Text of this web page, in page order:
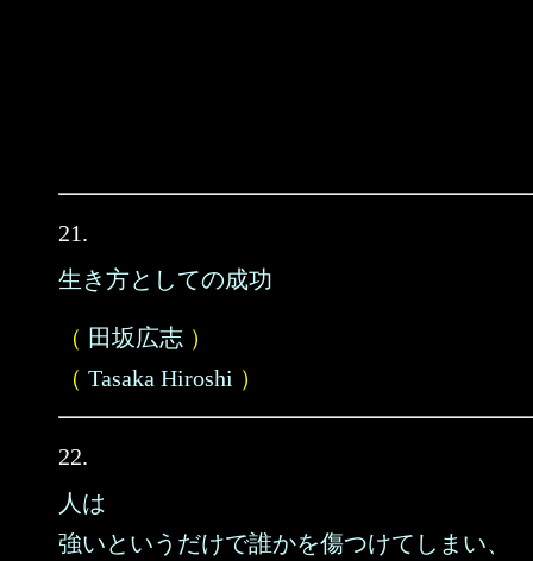
21.
生き方としての成功
（ 田坂広志 ）
（ Tasaka Hiroshi ）
22.
人は
強いというだけで誰かを傷つけてしまい、